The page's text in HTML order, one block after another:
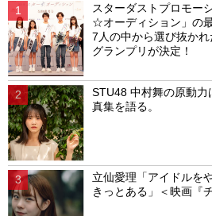
スターダストプロモー
☆オーディション」の
7人の中から選び抜か
グランプリが決定！
STU48 中村舞の原動
真集を語る。
立仙愛理「アイドルを
きっとある」＜映画『